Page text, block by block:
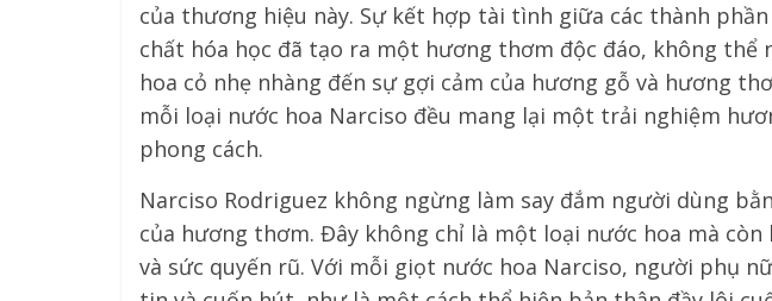
của thương hiệu này. Sự kết hợp tài tình giữa các thành
chất hóa học đã tạo ra một hương thơm độc đáo, không thể
hoa cỏ nhẹ nhàng đến sự gợi cảm của hương gỗ và hương
mỗi loại nước hoa Narciso đều mang lại một trải nghiệm
phong cách.
Narciso Rodriguez không ngừng làm say đắm người dùng
của hương thơm. Đây không chỉ là một loại nước hoa mà
và sức quyến rũ. Với mỗi giọt nước hoa Narciso, người phụ